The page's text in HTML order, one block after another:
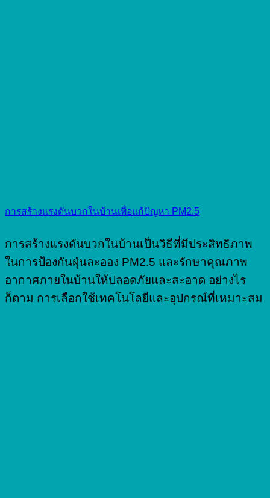
การสร้างแรงดันบวกในบ้านเพื่อแก้ปัญหา PM2.5
การสร้างแรงดันบวกในบ้านเป็นวิธีที่มีประสิทธิภาพ
ในการป้องกันฝุ่นละออง PM2.5 และรักษาคุณภาพ
อากาศภายในบ้านให้ปลอดภัยและสะอาด อย่างไร
ก็ตาม การเลือกใช้เทคโนโลยีและอุปกรณ์ที่เหมาะสม